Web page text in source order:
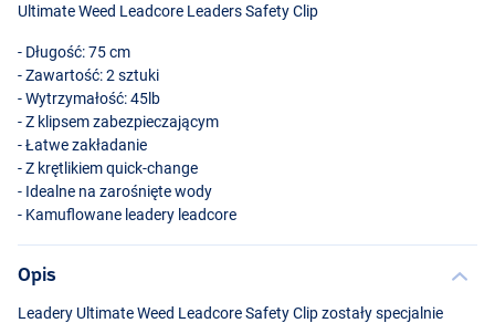
Ultimate Weed Leadcore Leaders Safety Clip
- Długość: 75 cm
- Zawartość: 2 sztuki
- Wytrzymałość: 45lb
- Z klipsem zabezpieczającym
- Łatwe zakładanie
- Z krętlikiem quick-change
- Idealne na zarośnięte wody
- Kamuflowane leadery leadcore
Opis
Leadery Ultimate Weed Leadcore Safety Clip zostały specjalnie